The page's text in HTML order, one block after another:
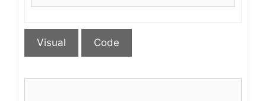
Visual Code